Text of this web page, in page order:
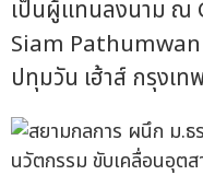
เป็นผู้แทนลงนาม ณ
Siam Pathumwan
ปทุมวัน เฮ้าส์ กรุงเท